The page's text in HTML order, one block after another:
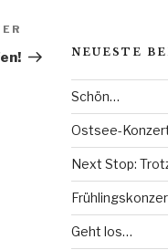
BeitragNEUESTE
Schön…
Ostsee-
Next Stop:
Geht los…